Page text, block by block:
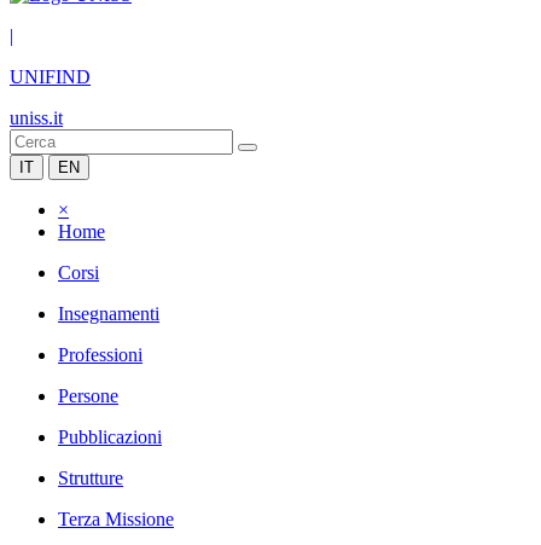
|
UNIFIND
uniss.it
IT EN
×
Home
Corsi
Insegnamenti
Professioni
Persone
Pubblicazioni
Strutture
Terza Missione